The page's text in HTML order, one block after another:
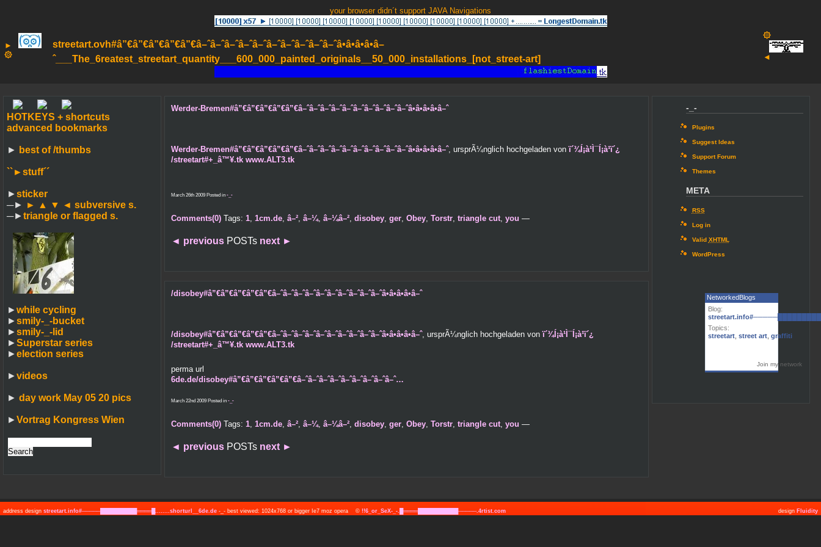
your browser didn´t support JAVA Navigations
►
۞
streetart.ovh#â”€â”€â”€â”€â”€â–ˆâ–ˆâ–ˆâ–ˆâ–ˆâ–ˆâ–ˆâ–ˆâ–ˆâ–ˆâ•â•â•â•â–
ˆ___The_6reatest_streetart_quantity___600_000_painted_originals__50_000_installations_[not_street-art]
۞
◄
HOTKEYS + shortcuts
advanced bookmarks
► best of /thumbs
``►stuff´´
►sticker
─► ► ▲ ▼ ◄ subversive s.
─►triangle or flagged s.
►while cycling
►smily-_-bucket
►smily-_-lid
►Superstar series
►election series
►videos
► day work May 05 20 pics
►Vortrag Kongress Wien
Werder-Bremen#â”€â”€â”€â”€â”€â–ˆâ–ˆâ–ˆâ–ˆâ–ˆâ–ˆâ–ˆâ–ˆâ–ˆâ–ˆâ•â•â•â•â–ˆ
Werder-Bremen#â”€â”€â”€â”€â”€â–ˆâ–ˆâ–ˆâ–ˆâ–ˆâ–ˆâ–ˆâ–ˆâ–ˆâ–ˆâ•â•â•â•â–ˆ, ursprÃ¼nglich hochgeladen vonï´¾Í¡à¹Ì¯Í¡à¹ï´¿
/streetart#+_â™¥.tk www.ALT3.tk
March 26th 2009 Posted in -_-
Comments(0)Tags: 1, 1cm.de, â–², â–¼, â–¼â–², disobey, ger, Obey, Torstr, triangle cut, you —
◄ previousPOSTs next ►
/disobey#â”€â”€â”€â”€â”€â–ˆâ–ˆâ–ˆâ–ˆâ–ˆâ–ˆâ–ˆâ–ˆâ–ˆâ–ˆâ•â•â•â•â–ˆ
/disobey#â”€â”€â”€â”€â”€â–ˆâ–ˆâ–ˆâ–ˆâ–ˆâ–ˆâ–ˆâ–ˆâ–ˆâ–ˆâ•â•â•â•â–ˆ, ursprÃ¼nglich hochgeladen vonï´¾Í¡à¹Ì¯Í¡à¹ï´¿
/streetart#+_â™¥.tk www.ALT3.tk
perma url
6de.de/disobey#â”€â”€â”€â”€â”€â–ˆâ–ˆâ–ˆâ–ˆâ–ˆâ–ˆâ–ˆâ–ˆâ–ˆ…
March 22nd 2009 Posted in -_-
Comments(0)Tags: 1, 1cm.de, â–², â–¼, â–¼â–², disobey, ger, Obey, Torstr, triangle cut, you —
◄ previousPOSTs next ►
-_-
Plugins
Suggest Ideas
Support Forum
Themes
META
RSS
Log in
Valid XHTML
WordPress
NetworkedBlogs
Blog:
Topics:
streetart, street art, graffiti
Join my network
design Fluidity
address design streetart.info#─────██████████════█........shorturl__6de.de -_- best viewed: 1024x768 or bigger Ie7 moz opera © !!6_or_SeX-_-.█════███████████─────.4rtist.com